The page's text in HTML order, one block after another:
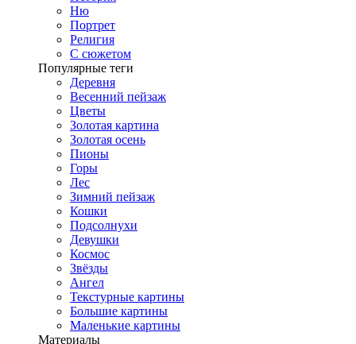
Ню
Портрет
Религия
С сюжетом
Популярные теги
Деревня
Весенний пейзаж
Цветы
Золотая картина
Золотая осень
Пионы
Горы
Лес
Зимний пейзаж
Кошки
Подсолнухи
Девушки
Космос
Звёзды
Ангел
Текстурные картины
Большие картины
Маленькие картины
Материалы